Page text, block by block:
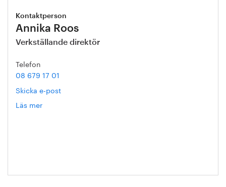
Kontaktperson
Annika Roos
Verkställande direktör
Telefon
08 679 17 01
Skicka e-post
Läs mer